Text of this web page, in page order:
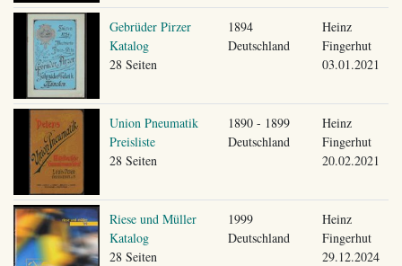
Gebrüder Pirzer
Katalog
28 Seiten
1894
Deutschland
Heinz
Fingerhut
03.01.2021
Union Pneumatik
Preisliste
28 Seiten
1890 - 1899
Deutschland
Heinz
Fingerhut
20.02.2021
Riese und Müller
Katalog
28 Seiten
1999
Deutschland
Heinz
Fingerhut
29.12.2024